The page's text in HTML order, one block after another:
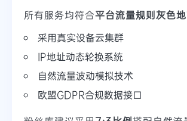
所有服务均符合平台流量规则灰色
采用真实设备云集群
IP地址动态轮换系统
自然流量波动模拟技术
欧盟GDPR合规数据接口